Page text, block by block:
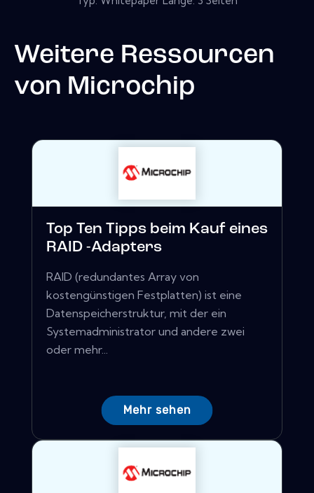
Weitere Ressourcen
von Microchip
Top Ten Tipps beim Kauf eines
RAID -Adapters
RAID (redundantes Array von
kostengünstigen Festplatten) ist eine
Datenspeicherstruktur, mit der ein
Systemadministrator und andere zwei
oder mehr...
Mehr sehen